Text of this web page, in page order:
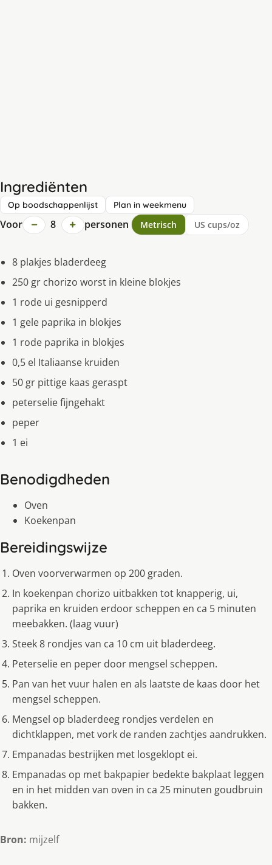
Ingrediënten
Op boodschappenlijst Plan in weekmenu
Voor − 8 + personen Metrisch US cups/oz
8 plakjes bladerdeeg
250 gr chorizo worst in kleine blokjes
1 rode ui gesnipperd
1 gele paprika in blokjes
1 rode paprika in blokjes
0,5 el Italiaanse kruiden
50 gr pittige kaas geraspt
peterselie fijngehakt
peper
1 ei
Benodigdheden
Oven
Koekenpan
Bereidingswijze
Oven voorverwarmen op 200 graden.
In koekenpan chorizo uitbakken tot knapperig, ui,
paprika en kruiden erdoor scheppen en ca 5 minuten
meebakken. (laag vuur)
Steek 8 rondjes van ca 10 cm uit bladerdeeg.
Peterselie en peper door mengsel scheppen.
Pan van het vuur halen en als laatste de kaas door het
mengsel scheppen.
Mengsel op bladerdeeg rondjes verdelen en
dichtklappen, met vork de randen zachtjes aandrukken.
Empanadas bestrijken met losgeklopt ei.
Empanadas op met bakpapier bedekte bakplaat leggen
en in het midden van oven in ca 25 minuten goudbruin
bakken.
Bron: mijzelf